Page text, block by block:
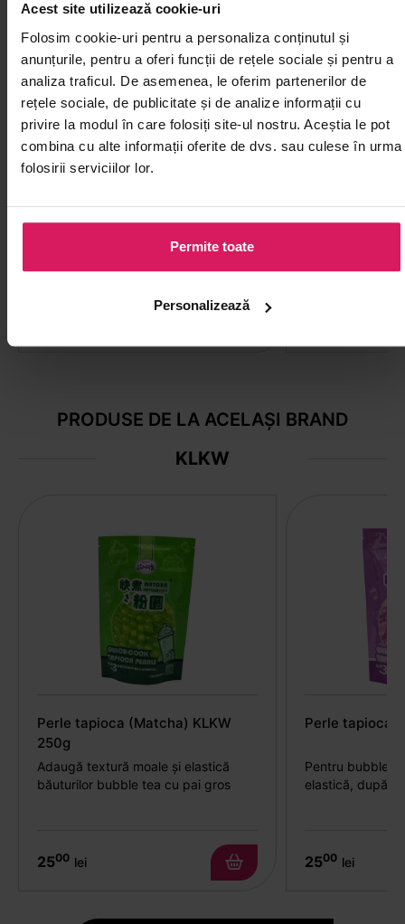
Acest site utilizează cookie-uri
Folosim cookie-uri pentru a personaliza conținutul și
anunțurile, pentru a oferi funcții de rețele sociale și pentru a
analiza traficul. De asemenea, le oferim partenerilor de
rețele sociale, de publicitate și de analize informații cu
privire la modul în care folosiți site-ul nostru. Aceștia le pot
combina cu alte informații oferite de dvs. sau culese în urma
folosirii serviciilor lor.
Permite toate
Personalizează
Adaugă treptat în curry-uri pentru
PRODUSE DE LA ACELAȘI BRAND
KLKW
Perle tapioca (Matcha) KLKW
250g
Adaugă textură moale și elastică
băuturilor bubble tea cu pai gros
2500 lei
Perle tapioca
Pentru bubble
elastică, după
2500 lei